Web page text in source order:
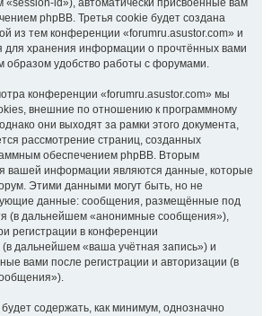
«session-id»), автоматически присвоенные вам
phpBB. Третья cookie будет создана
из тем конференции «forumru.asustor.com» и
для хранения информации о прочтённых вами
образом удобство работы с форумами.
конференции «forumru.asustor.com» мы
внешние по отношению к программному
они выходят за рамки этого документа,
рассмотрение страниц, созданных
обеспечением phpBB. Вторым
вашей информации являются данные, которые
Этими данными могут быть, но не
данные: сообщения, размещённые под
(в дальнейшем «анонимные сообщения»),
регистрации в конференции
дальнейшем «ваша учётная запись») и
вами после регистрации и авторизации (в
содержать, как минимум, однозначно